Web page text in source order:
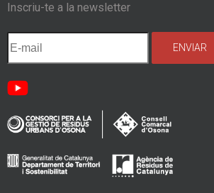
Inscriu-te a la newsletter